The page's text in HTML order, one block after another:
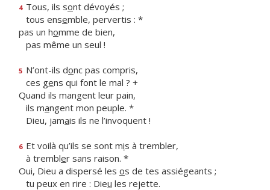
4 Tous, ils sont dévoyés ;
tous ensemble, pervertis : *
pas un homme de bien,
pas même un seul !
5 N’ont-ils donc pas compris,
ces gens qui font le mal ? +
Quand ils mangent leur pain,
ils mangent mon peuple. *
Dieu, jamais ils ne l’invoquent !
6 Et voilà qu’ils se sont mis à trembler,
à trembler sans raison. *
Oui, Dieu a dispersé les os de tes assiégeants ;
tu peux en rire : Dieu les rejette.